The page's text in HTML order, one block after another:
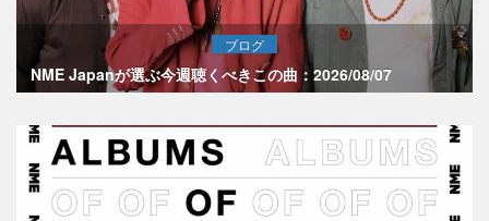
ブログ
NME Japanが選ぶ今週聴くべきこの曲：2026/08/07